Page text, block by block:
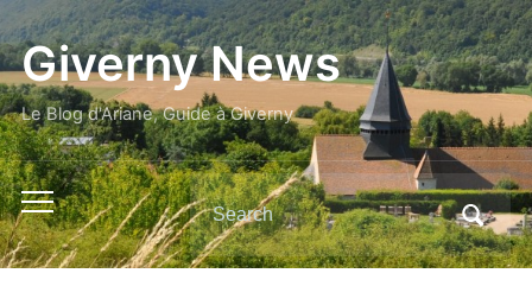
Giverny News
Le Blog d'Ariane, Guide à Giverny
Toggle
mobile
menu
Search
for: